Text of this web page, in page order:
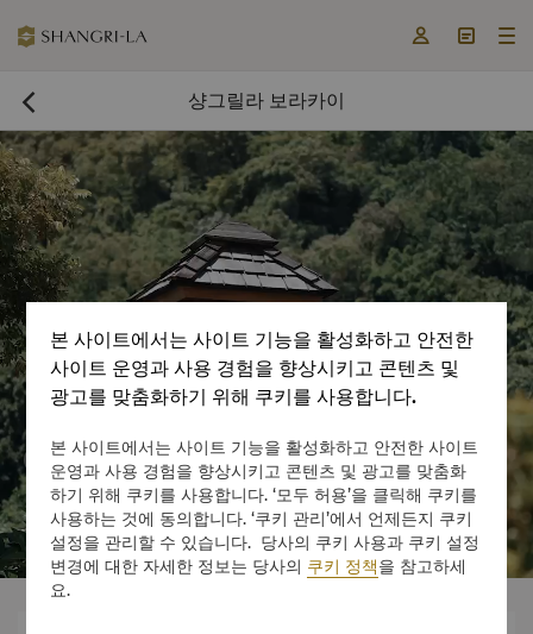
  
 샹그릴라 보라카이

지금 객실 예약
본 사이트에서는 사이트 기능을 활성화하고 안전한
사이트 운영과 사용 경험을 향상시키고 콘텐츠 및
광고를 맞춤화하기 위해 쿠키를 사용합니다.
본 사이트에서는 사이트 기능을 활성화하고 안전한 사이트
운영과 사용 경험을 향상시키고 콘텐츠 및 광고를 맞춤화
하기 위해 쿠키를 사용합니다. ‘모두 허용’을 클릭해 쿠키를
사용하는 것에 동의합니다. ‘쿠키 관리’에서 언제든지 쿠키
설정을 관리할 수 있습니다. 당사의 쿠키 사용과 쿠키 설정
변경에 대한 자세한 정보는 당사의 쿠키 정책을 참고하세
요.